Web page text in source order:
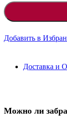
Добавить в
Доставка и
Можно ли